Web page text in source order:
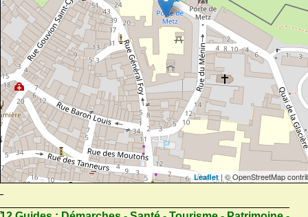
Leaflet | © OpenStreetMap